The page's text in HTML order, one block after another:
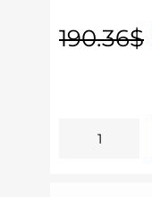
190.36$